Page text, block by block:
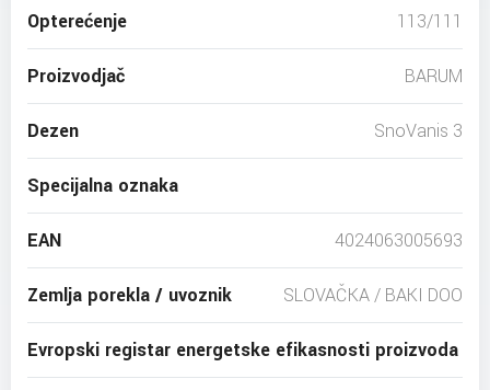
Opterećenje 113/111
Proizvodjač BARUM
Dezen SnoVanis 3
Specijalna oznaka
EAN 4024063005693
Zemlja porekla / uvoznik SLOVAČKA / BAKI DOO
Evropski registar energetske efikasnosti proizvoda